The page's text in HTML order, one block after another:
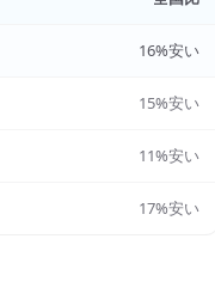
16%安い
15%安い
11%安い
17%安い